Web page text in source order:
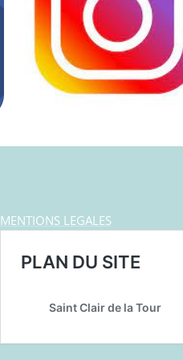
MENTIONS LEGALES